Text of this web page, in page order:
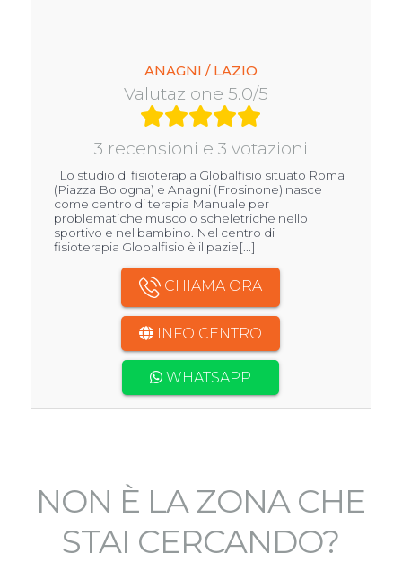
ANAGNI / LAZIO
Valutazione 5.0/5
3 recensioni e 3 votazioni
Lo studio di fisioterapia Globalfisio situato Roma
(Piazza Bologna) e Anagni (Frosinone) nasce
come centro di terapia Manuale per
problematiche muscolo scheletriche nello
sportivo e nel bambino. Nel centro di
fisioterapia Globalfisio è il pazie[...]
CHIAMA ORA
INFO CENTRO
WHATSAPP
NON È LA ZONA CHE
STAI CERCANDO?